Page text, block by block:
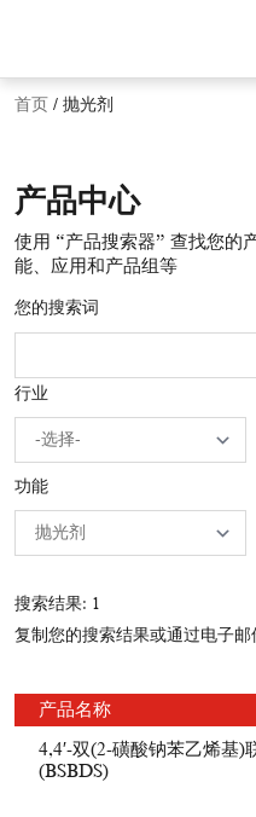
首页 / 抛光剂
产品中心
使用 “产品搜索器” 查找您的
能、应用和产品组等
您的搜索词
行业
功能
搜索结果: 1
复制您的搜索结果或通过电子邮
产品名称
4,4′-双(2-磺酸钠苯乙烯基)
(BSBDS)